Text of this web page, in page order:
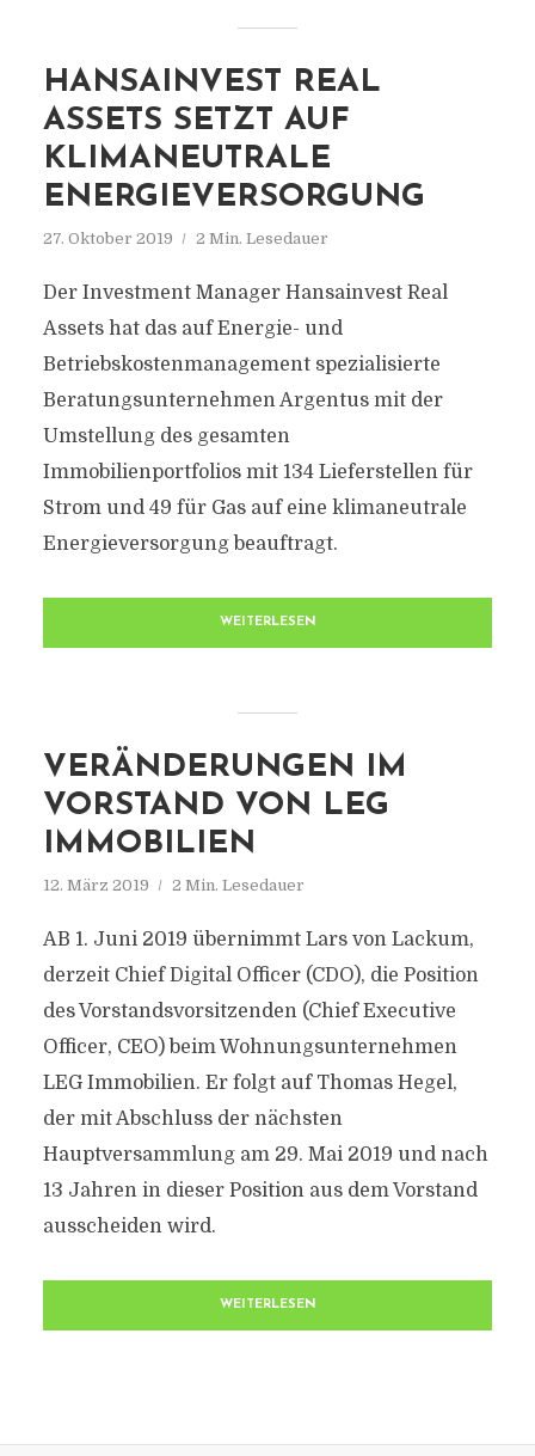
HANSAINVEST REAL
ASSETS SETZT AUF
KLIMANEUTRALE
ENERGIEVERSORGUNG
27. Oktober 2019 2 Min. Lesedauer
Der Investment Manager Hansainvest Real
Assets hat das auf Energie- und
Betriebskostenmanagement spezialisierte
Beratungsunternehmen Argentus mit der
Umstellung des gesamten
Immobilienportfolios mit 134 Lieferstellen für
Strom und 49 für Gas auf eine klimaneutrale
Energieversorgung beauftragt.
WEITERLESEN
VERÄNDERUNGEN IM
VORSTAND VON LEG
IMMOBILIEN
12. März 2019 2 Min. Lesedauer
AB 1. Juni 2019 übernimmt Lars von Lackum,
derzeit Chief Digital Officer (CDO), die Position
des Vorstandsvorsitzenden (Chief Executive
Officer, CEO) beim Wohnungsunternehmen
LEG Immobilien. Er folgt auf Thomas Hegel,
der mit Abschluss der nächsten
Hauptversammlung am 29. Mai 2019 und nach
13 Jahren in dieser Position aus dem Vorstand
ausscheiden wird.
WEITERLESEN